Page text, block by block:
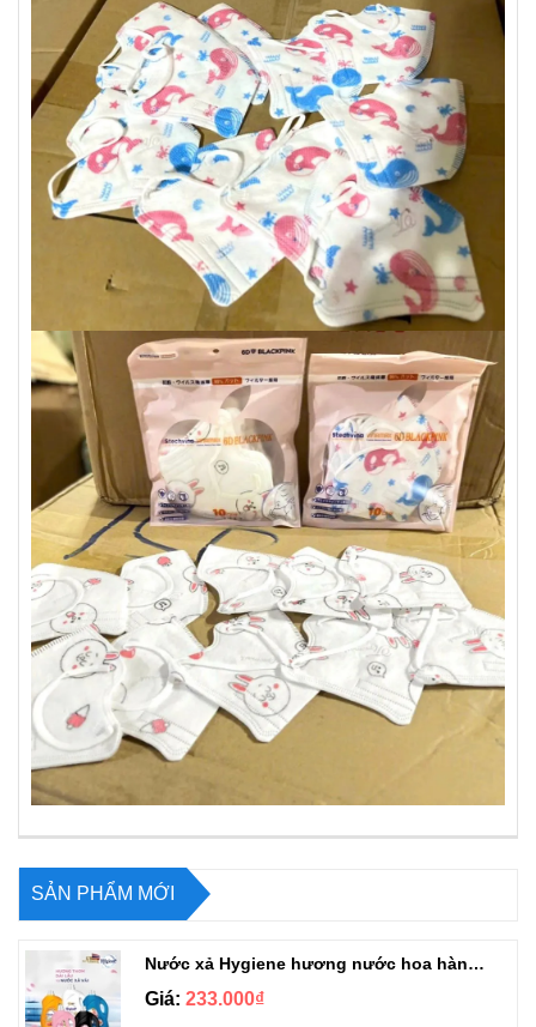
SẢN PHẨM MỚI
Nước xả Hygiene hương nước hoa hàng chuẩn Thái can 3L3
Giá: 233.000₫